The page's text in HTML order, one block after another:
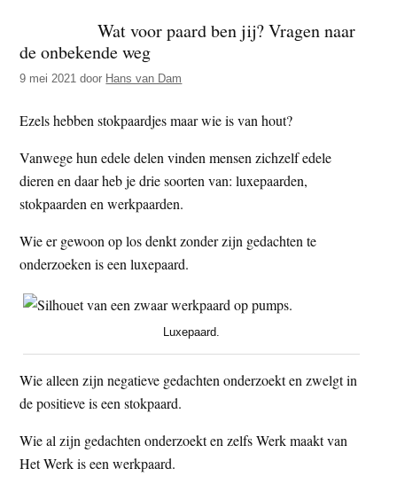
z
e
i
t
e
n
d
z
e
s
e
Wat voor paard ben jij? Vragen naar
de onbekende weg
9 mei 2021 door Hans van Dam
Ezels hebben stokpaardjes maar wie is van hout?
Vanwege hun edele delen vinden mensen zichzelf edele
dieren en daar heb je drie soorten van: luxepaarden,
stokpaarden en werkpaarden.
Wie er gewoon op los denkt zonder zijn gedachten te
onderzoeken is een luxepaard.
Luxepaard.
Wie alleen zijn negatieve gedachten onderzoekt en zwelgt in
de positieve is een stokpaard.
Wie al zijn gedachten onderzoekt en zelfs Werk maakt van
Het Werk is een werkpaard.